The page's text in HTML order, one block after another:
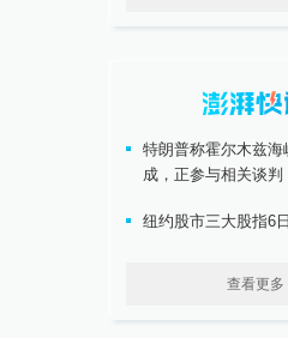
特朗普称霍尔木兹海
成，正参与相关谈判
纽约股市三大股指6
查看更多